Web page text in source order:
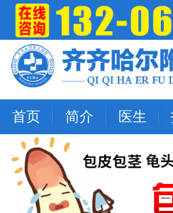
首页 简介 医生